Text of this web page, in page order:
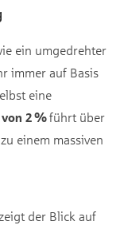
ein umgedrehter
immer auf Basis
eine
2 %führt über
einem massiven
der Blick auf